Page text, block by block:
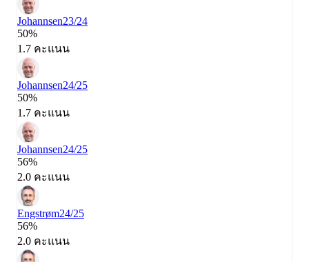
Johannsen23/24
50%
1.7 คะแนน
Johannsen24/25
50%
1.7 คะแนน
Johannsen24/25
56%
2.0 คะแนน
Engstrøm24/25
56%
2.0 คะแนน